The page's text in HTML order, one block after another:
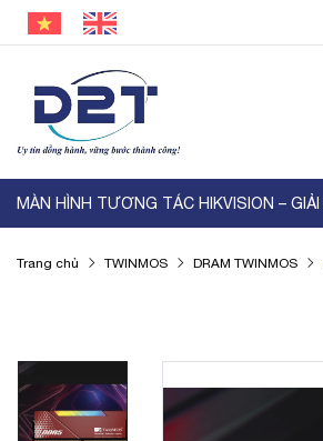
Trang chủ TWINMOS DRAM TWINMOS